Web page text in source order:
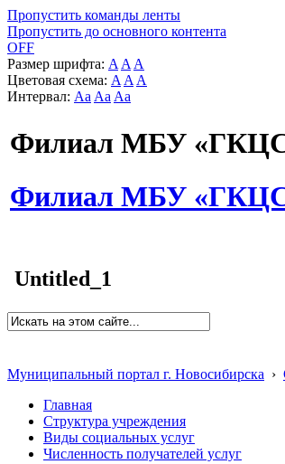
Пропустить команды ленты
Пропустить до основного контента
OFF
Размер шрифта: A A A
Цветовая схема: A A A
Интервал: Aa Aa Aa
Филиал МБУ
Филиал МБУ
Untitled_1
Муниципальный портал г. Новосибирска ›
Главная
Структура учреждения
Виды социальных услуг
Численность получателей услуг